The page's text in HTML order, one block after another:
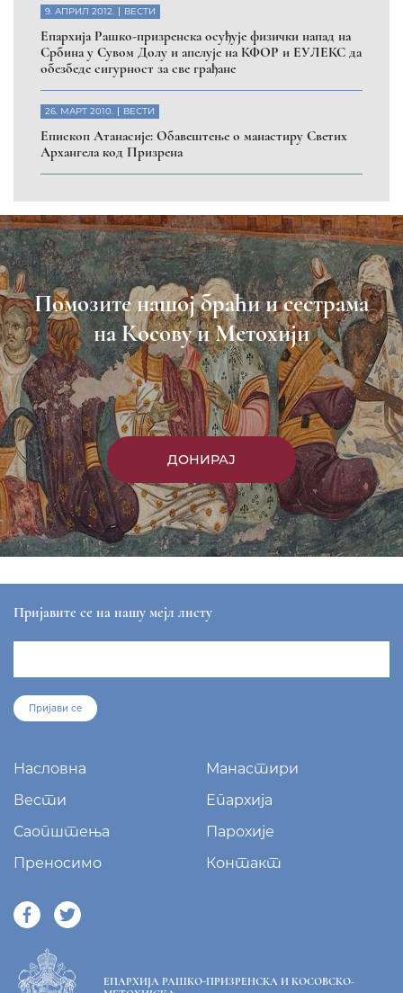
ДОНИРАЈ
Пријавите се на нашу мејл листу
Пријави се
Насловна
Манастири
Вести
Епархија
Саопштења
Парохије
Преносимо
Контакт
МЕТОХИЈСКА